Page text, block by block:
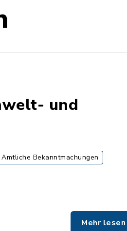
und
Amtliche Bekanntmachungen
Mehr lesen